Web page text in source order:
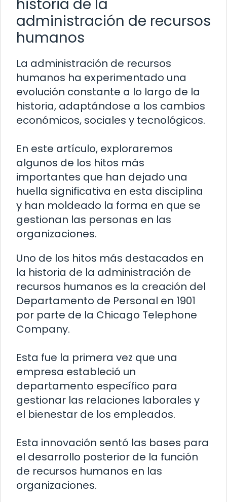
historia de la
administración de recursos
humanos
La administración de recursos
humanos ha experimentado una
evolución constante a lo largo de la
historia, adaptándose a los cambios
económicos, sociales y tecnológicos.
En este artículo, exploraremos
algunos de los hitos más
importantes que han dejado una
huella significativa en esta disciplina
y han moldeado la forma en que se
gestionan las personas en las
organizaciones.
Uno de los hitos más destacados en
la historia de la administración de
recursos humanos es la creación del
Departamento de Personal en 1901
por parte de la Chicago Telephone
Company.
Esta fue la primera vez que una
empresa estableció un
departamento específico para
gestionar las relaciones laborales y
el bienestar de los empleados.
Esta innovación sentó las bases para
el desarrollo posterior de la función
de recursos humanos en las
organizaciones.